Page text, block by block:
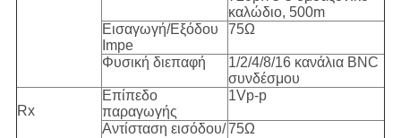
καλώδιο, 500m
Εισαγωγή/Εξόδου
Impe
75Ω
Φυσική διεπαφή
1/2/4/8/16 κανάλια BNC
συνδέσμου
Rx
Επίπεδο
παραγωγής
1Vp-p
Αντίσταση εισόδου/ 75Ω